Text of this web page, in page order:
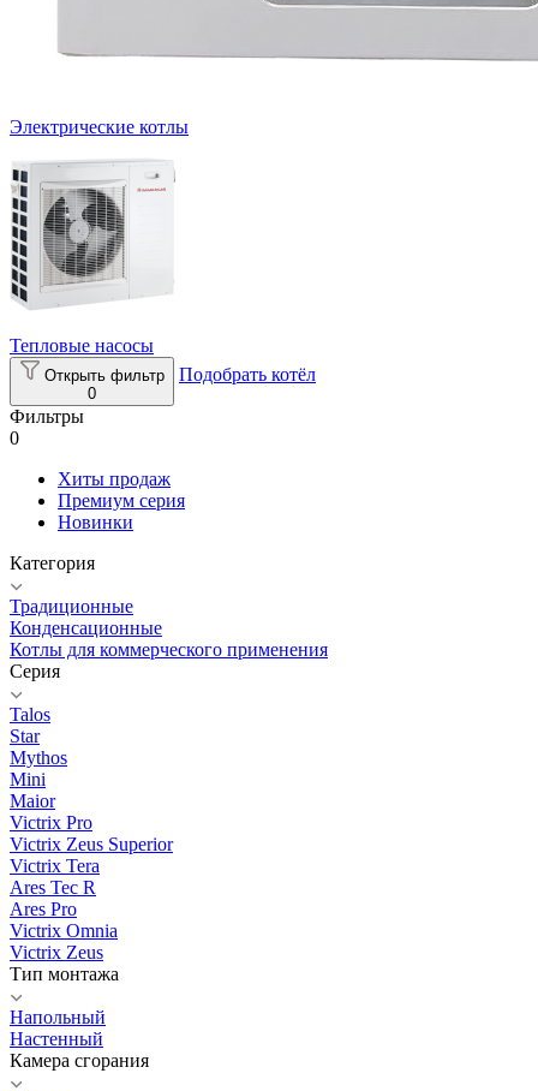
Электрические котлы
Тепловые насосы
Открыть фильтр
0
Подобрать котёл
Фильтры
0
Хиты продаж
Премиум серия
Новинки
Категория
Традиционные
Конденсационные
Котлы для коммерческого применения
Серия
Talos
Star
Mythos
Mini
Maior
Victrix Pro
Victrix Zeus Superior
Victrix Tera
Ares Tec R
Ares Pro
Victrix Omnia
Victrix Zeus
Тип монтажа
Напольный
Настенный
Камера сгорания